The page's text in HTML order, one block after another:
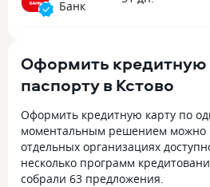
Банк
Оформить кредитную
паспорту в Кстово
Оформить кредитную карту по
моментальным решением можно
отдельных организациях
несколько программ
собрали 63 предложения